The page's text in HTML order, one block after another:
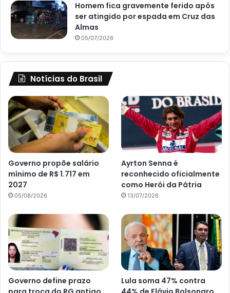
Homem fica gravemente ferido após
ser atingido por espada em Cruz das
Almas
05/07/2026
Notícias do Brasil
Governo propõe salário
mínimo de R$ 1.717 em
2027
05/08/2026
Ayrton Senna é
reconhecido oficialmente
como Herói da Pátria
13/07/2026
Governo define prazo
Lula soma 47% contra